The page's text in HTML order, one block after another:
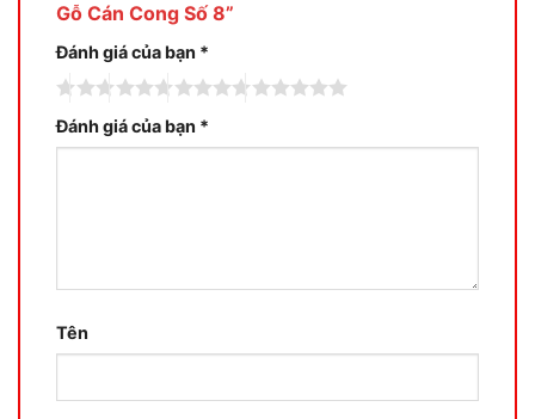
Gỗ Cán Cong Số 8”
Đánh giá của bạn *
Đánh giá của bạn *
Tên